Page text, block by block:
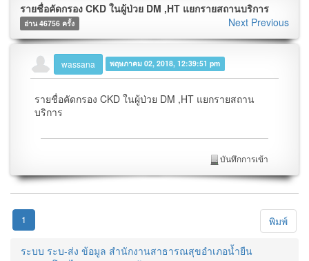
รายชื่อคัดกรอง CKD ในผู้ป่วย DM ,HT แยกรายสถานบริการ
อ่าน 46756 ครั้ง Next Previous
wassana พฤษภาคม 02, 2018, 12:39:51 pm
รายชื่อคัดกรอง CKD ในผู้ป่วย DM ,HT แยกรายสถาน
บริการ
บันทึกการเข้า
พิมพ์
1
ระบบ ระบ-ส่ง ข้อมูล สำนักงานสาธารณสุขอำเภอน้ำยืน